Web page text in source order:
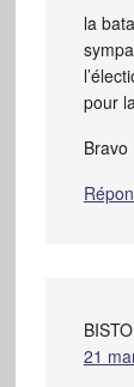
la
pour
21